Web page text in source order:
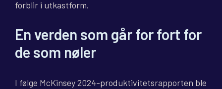
forblir i utkastform.
En verden som går for fort for
de som nøler
I følge McKinsey 2024-produktivitetsrapporten ble